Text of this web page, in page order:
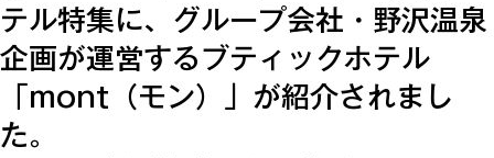
テル特集に、グループ会社・野沢温泉
企画が運営するブティックホテル
「mont（モン）」が紹介されまし
た。